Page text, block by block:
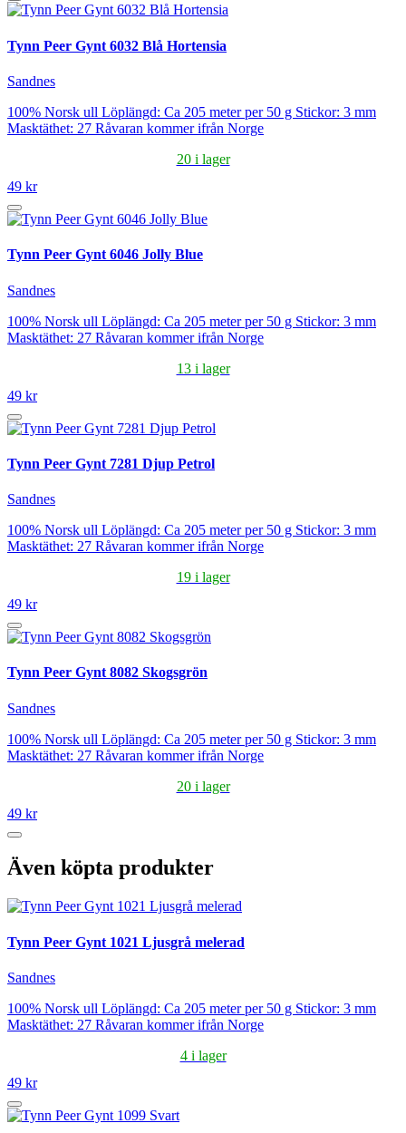
Tynn Peer Gynt 6032 Blå Hortensia
Sandnes
100% Norsk ull Löplängd: Ca 205 meter per 50 g Stickor: 3 mm
Masktäthet: 27 Råvaran kommer ifrån Norge
20 i lager
49 kr
Tynn Peer Gynt 6046 Jolly Blue
Sandnes
100% Norsk ull Löplängd: Ca 205 meter per 50 g Stickor: 3 mm
Masktäthet: 27 Råvaran kommer ifrån Norge
13 i lager
49 kr
Tynn Peer Gynt 7281 Djup Petrol
Sandnes
100% Norsk ull Löplängd: Ca 205 meter per 50 g Stickor: 3 mm
Masktäthet: 27 Råvaran kommer ifrån Norge
19 i lager
49 kr
Tynn Peer Gynt 8082 Skogsgrön
Sandnes
100% Norsk ull Löplängd: Ca 205 meter per 50 g Stickor: 3 mm
Masktäthet: 27 Råvaran kommer ifrån Norge
20 i lager
49 kr
Även köpta produkter
Tynn Peer Gynt 1021 Ljusgrå melerad
Sandnes
100% Norsk ull Löplängd: Ca 205 meter per 50 g Stickor: 3 mm
Masktäthet: 27 Råvaran kommer ifrån Norge
4 i lager
49 kr